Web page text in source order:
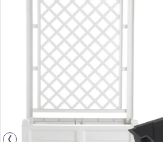
Hobbi és kert
Gyűjtemény
Egészség és szépség
Sport és szabadban
Gyermekeknek